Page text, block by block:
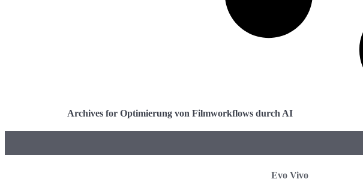
Archives for Optimierung von Filmworkflows durch AI
Evo Vivo